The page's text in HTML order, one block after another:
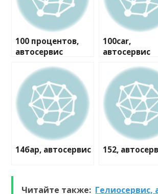
100 процентов,
автосервис
100car,
автосервис
14бар, автосервис 152,
Читайте также: Гелиосервис,